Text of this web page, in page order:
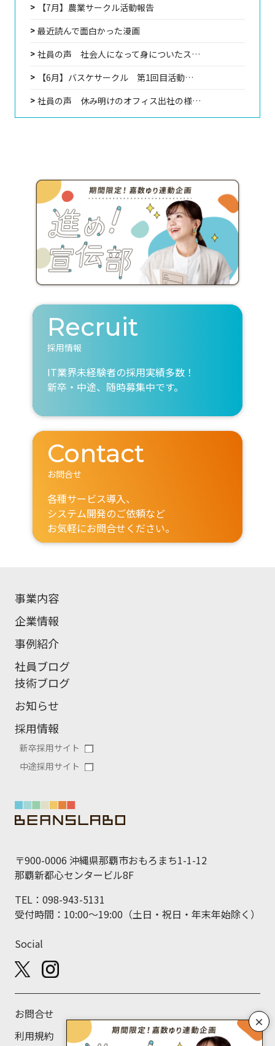
×
【7月】農業サークル活動報告
最近読んで面白かった漫画
社員の声 社会人になって身についたス…
【6月】バスケサークル 第1回目活動…
社員の声 休み明けのオフィス出社の様…
Recruit
採用情報
IT業界未経験者の採用実績多数！
新卒・中途、随時募集中です。
Contact
お問合せ
各種サービス導入、
システム開発のご依頼など
お気軽にお問合せください。
事業内容
企業情報
事例紹介
社員ブログ
技術ブログ
お知らせ
採用情報
新卒採用サイト
中途採用サイト
〒900-0006 沖縄県那覇市おもろまち1-1-12
那覇新都心センタービル8F
TEL：098-943-5131
受付時間：10:00～19:00（土日・祝日・年末年始除く）
Social
お問合せ
利用規約